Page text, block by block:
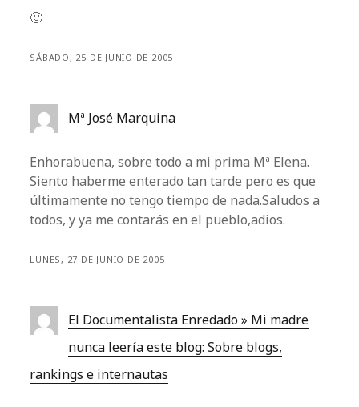
🙂
SÁBADO, 25 DE JUNIO DE 2005
Mª José Marquina
Enhorabuena, sobre todo a mi prima Mª Elena.
Siento haberme enterado tan tarde pero es que
últimamente no tengo tiempo de nada.Saludos a
todos, y ya me contarás en el pueblo,adios.
LUNES, 27 DE JUNIO DE 2005
El Documentalista Enredado » Mi madre
nunca leería este blog: Sobre blogs,
rankings e internautas